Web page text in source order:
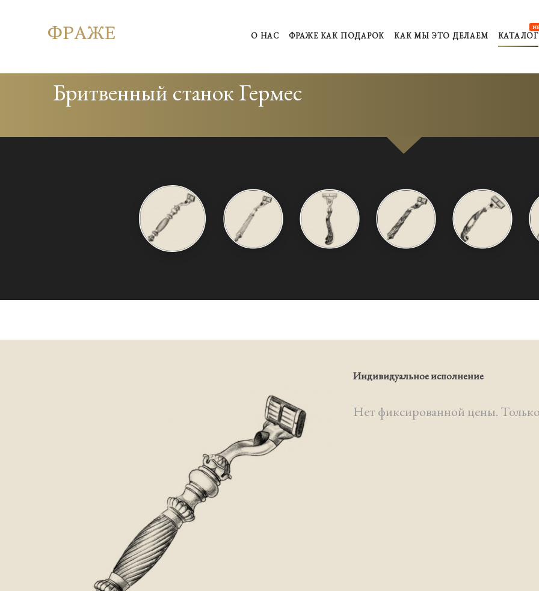
О НАС ФРАЖЕ КАК ПОДАРОК КАК МЫ ЭТО ДЕЛАЕМ КАТАЛОГ
Бритвенный станок Гермес
Индивидуальное исполнение
Нет фиксированной цены.